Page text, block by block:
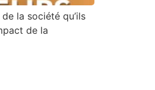
la société qu’ils
de la